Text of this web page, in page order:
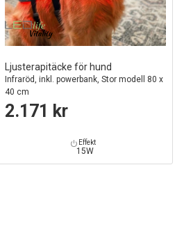
Ljusterapitäcke för hund
Infraröd, inkl. powerbank, Stor modell 80 x
40 cm
2.171 kr
Effekt
15W